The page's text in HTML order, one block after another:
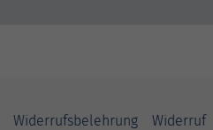
Widerrufsbelehrung Widerruf